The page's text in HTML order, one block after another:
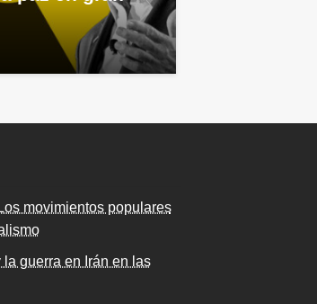
movimientos populares
guerra en Irán en las